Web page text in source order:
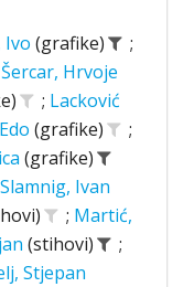
Ivo (grafike)
;
Šercar, Hrvoje
; Lacković
(grafike)
;
(grafike)
Slamnig, Ivan
; Martić,
(stihovi)
;
Stjepan